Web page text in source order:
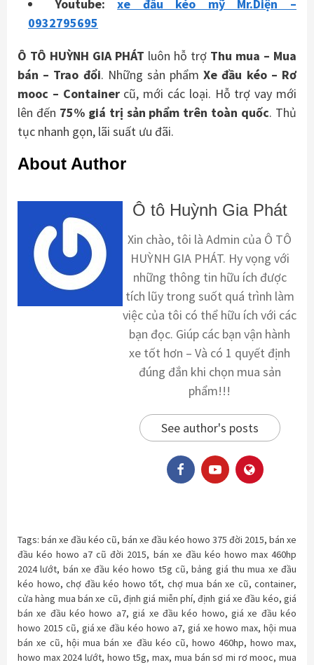
Youtube:
xe đầu kéo mỹ Mr.Diện –
0932795695
Ô TÔ HUỲNH GIA PHÁT luôn hỗ trợ Thu mua – Mua
bán – Trao đổi. Những sản phẩmXe đầu kéo – Rơ
mooc – Container cũ, mới các loại. Hỗ trợ vay mới
lên đến 75% giá trị sản phẩm trên toàn quốc. Thủ
tục nhanh gọn, lãi suất ưu đãi.
About Author
Ô tô Huỳnh Gia Phát
Xin chào, tôi là Admin của Ô TÔ
HUỲNH GIA PHÁT. Hy vọng với
những thông tin hữu ích được
tích lũy trong suốt quá trình làm
việc của tôi có thể hữu ích với các
bạn đọc. Giúp các bạn vận hành
xe tốt hơn – Và có 1 quyết định
đúng đắn khi chọn mua sản
phẩm!!!
See author's posts
Tags: bán xe đầu kéo cũ, bán xe đầu kéo howo 375 đời 2015, bán xe
đầu kéo howo a7 cũ đời 2015, bán xe đầu kéo howo max 460hp
2024 lướt, bán xe đầu kéo howo t5g cũ,bảng giá thu mua xe đầu
kéo howo, chợ đầu kéo howo tốt, chợ mua bán xe cũ, container,
cửa hàng mua bán xe cũ,định giá miễn phí,định giá xe đầu kéo,giá
bán xe đầu kéo howo a7,giá xe đầu kéo howo, giá xe đầu kéo
howo 2015 cũ, giá xe đầu kéo howo a7, giá xe howo max,hội mua
bán xe cũ,hội mua bán xe đầu kéo cũ, howo 460hp, howo max,
howo max 2024 lướt, howo t5g,max, mua bán sơ mi rơ mooc,mua